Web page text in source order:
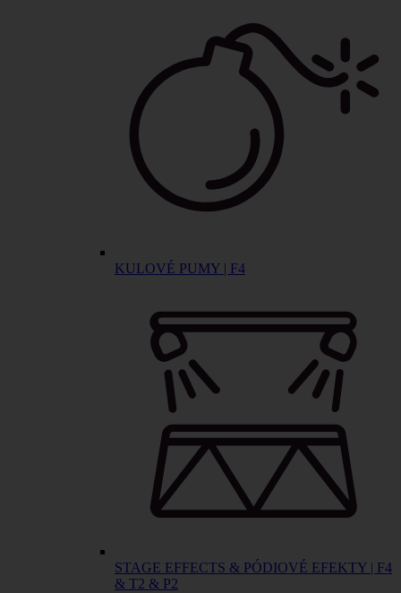
KULOVÉ PUMY | F4
STAGE EFFECTS & PÓDIOVÉ EFEKTY | F4
& T2 & P2